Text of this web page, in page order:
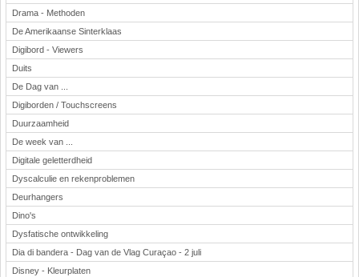
Drama - Methoden
De Amerikaanse Sinterklaas
Digibord - Viewers
Duits
De Dag van ...
Digiborden / Touchscreens
Duurzaamheid
De week van ...
Digitale geletterdheid
Dyscalculie en rekenproblemen
Deurhangers
Dino's
Dysfatische ontwikkeling
Dia di bandera - Dag van de Vlag Curaçao - 2 juli
Disney - Kleurplaten